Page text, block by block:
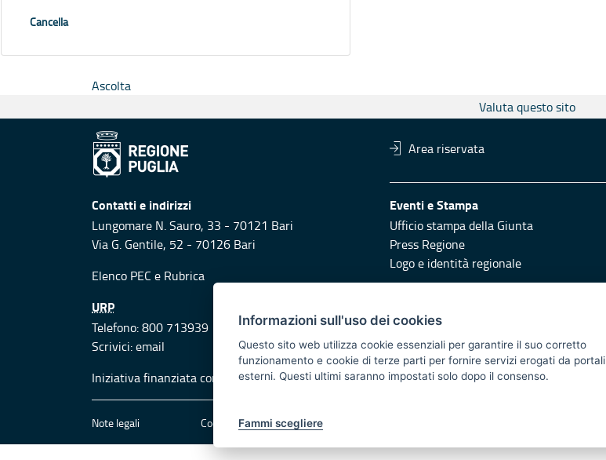
Cancella
Ascolta
Valuta questo sito
Area riservata
Contatti e indirizzi
Lungomare N. Sauro, 33 - 70121 Bari
Via G. Gentile, 52 - 70126 Bari
Elenco PEC e Rubrica
Eventi e Stampa
Ufficio stampa della Giunta
Press Regione
Logo e identità regionale
URP
Telefono: 800 713939
Scrivici:email
Responsabili di pubblicazione
Iniziativa finanziata con risorse del POR Puglia 2014/2020 - Asse XI
Note legali Cookie e privacy
Informazioni sull'uso dei cookies
Questo sito web utilizza cookie essenziali per garantire il suo corretto
funzionamento e cookie di terze parti per fornire servizi erogati da portali
esterni. Questi ultimi saranno impostati solo dopo il consenso.
Fammi scegliere